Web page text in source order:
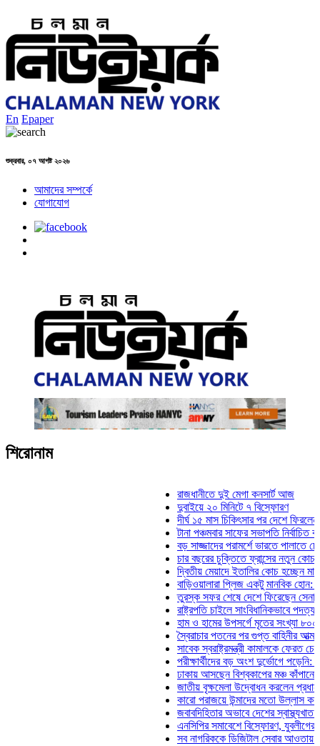
En Epaper
শুক্রবার, ০৭ আগষ্ট ২০২৬
আমাদের সম্পর্কে
যোগাযোগ
শিরোনাম
রাজধানীতে দুই মেগা কনসার্ট আজ
দুবাইয়ে ২০ মিনিটে ৭ বিস্ফোরণ
দীর্ঘ ১৫ মাস চিকিৎসার পর দেশে ফিরলেন
টানা পঞ্চমবার সাফের সভাপতি নির্বাচিত কাজী
বড় সাজ্জাদের পরামর্শে ভারতে পালাতে
চার বছরের চুক্তিতে ফ্রান্সের নতুন কোচ জিদান
দ্বিতীয় মেয়াদে ইতালির কোচ হচ্ছেন মানচিনি
বাড়িওয়ালারা প্লিজ একটু মানবিক হোন: মনিরা
তুরস্ক সফর শেষে দেশে ফিরেছেন সেনাপ্রধান
রাষ্ট্রপতি চাইলে সাংবিধানিকভাবে পদত্যাগ করতে
হাম ও হামের উপসর্গে মৃতের সংখ্যা ৮০০ ছাড়াল
স্বৈরাচার পতনের পর গুপ্ত বাহিনীর আত্মপ্রকাশ:
সাবেক স্বরাষ্ট্রমন্ত্রী কামালকে ফেরত চেয়ে
পরীক্ষার্থীদের বড় অংশ দুর্ভোগে পড়েনি: ড.
ঢাকায় আসছেন বিশ্বকাপের মঞ্চ কাঁপানো সেই
জাতীয় বৃক্ষমেলা উদ্বোধন করলেন প্রধানমন্ত্রী
কারো পরাজয়ে উন্মাদের মতো উল্লাস করতে হয়
জবাবদিহিতার অভাবে দেশের স্বাস্থ্যখাত নানা
এনসিপির সমাবেশে বিস্ফোরণ, যুবলীগের দুই
সব নাগরিককে ডিজিটাল সেবার আওতায় আনতে